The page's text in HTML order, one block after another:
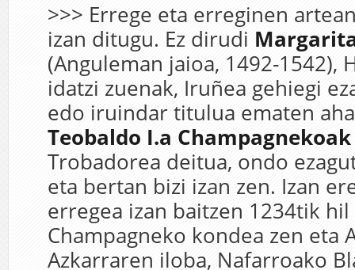
>>> Errege eta erreginen
izan ditugu. Ez dirudi
(Anguleman jaioa, 1492-1542),
idatzi zuenak, Iruñea gehiegi
edo iruindar titulua ematen
Teobaldo I.a Champagnekoak
Trobadorea deitua, ondo
eta bertan bizi izan zen. Izan
erregea izan baitzen 1234tik
Champagneko kondea zen eta
Azkarraren iloba, Nafarroako